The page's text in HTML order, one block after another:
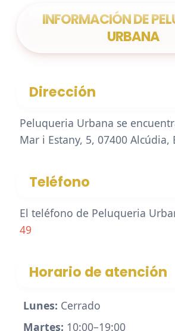
INFORMACIÓN DE
URBANA
Dirección
Peluqueria Urbana se
Mar i Estany, 5, 07400 Alcúdia,
Teléfono
El teléfono de Peluqueria
49
Horario de atención
Lunes: Cerrado
Martes: 10:00–19:00